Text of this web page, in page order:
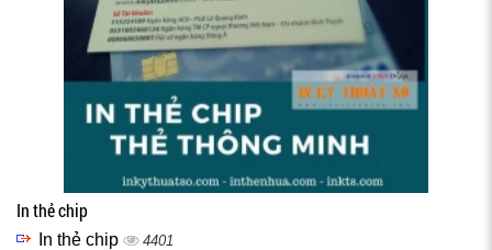
In thẻ chip
In thẻ chip 4401